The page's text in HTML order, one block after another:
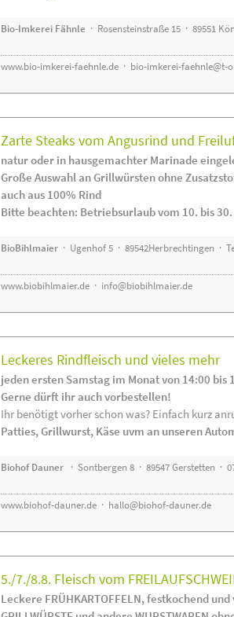
Bio-Imkerei Fähnle · Rosensteinstraße 15 · 89551
www.bio-imkerei-faehnle.de · bio-imkerei-faehnle@t-
Zarte Steaks vom Angusrind und
natur oder in hausgemachter Marinade
Große Auswahl an Grillwürsten ohne
auch aus 100% Rind
Bitte beachten: Betriebsurlaub vom 10. bis
BioBihlmaier · Ugenhof 5 · 89542Herbrechtingen ·
www.biobihlmaier.de · info@biobihlmaier.de
Leckeres Rindfleisch und vieles mehr
jeden ersten Samstag im Monat von 14:00 bis
Gerne dürft ihr auch vorbestellen!
Ihr benötigt vorher schon was? Einfach kurz
Patties, Grillwurst, Käse uvm an unseren
Biohof Dauner · Sontbergen 8 · 89547 Gerstetten ·
www.biohof-dauner.de · hallo@biohof-dauner.de
5./7./8.8. Fleisch vom
Leckere FRÜHKARTOFFELN, festkochend